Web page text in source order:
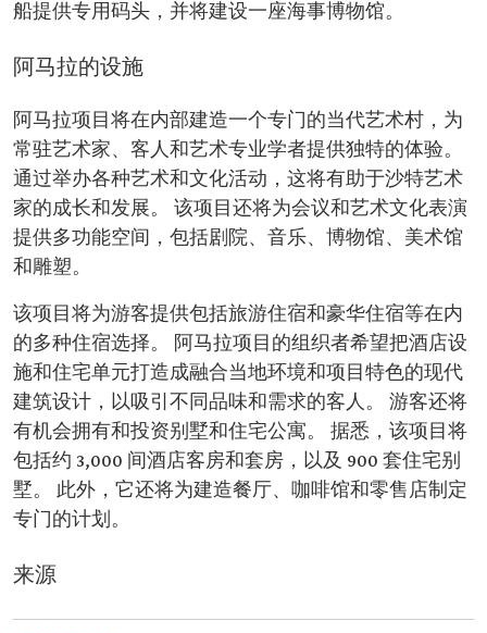
船提供专用码头，并将建设一座海事博物馆。
阿马拉的设施
阿马拉项目将在内部建造一个专门的当代艺术村，为
常驻艺术家、客人和艺术专业学者提供独特的体验。
通过举办各种艺术和文化活动，这将有助于沙特艺术
家的成长和发展。 该项目还将为会议和艺术文化表演
提供多功能空间，包括剧院、音乐、博物馆、美术馆
和雕塑。
该项目将为游客提供包括旅游住宿和豪华住宿等在内
的多种住宿选择。 阿马拉项目的组织者希望把酒店设
施和住宅单元打造成融合当地环境和项目特色的现代
建筑设计，以吸引不同品味和需求的客人。 游客还将
有机会拥有和投资别墅和住宅公寓。 据悉，该项目将
包括约 3,000 间酒店客房和套房，以及 900 套住宅别
墅。 此外，它还将为建造餐厅、咖啡馆和零售店制定
专门的计划。
来源